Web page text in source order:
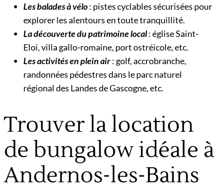
Les balades à vélo: pistes cyclables sécurisées pour
explorer les alentours en toute tranquillité.
La découverte du patrimoine local: église Saint-
Eloi, villa gallo-romaine, port ostréicole, etc.
Les activités en plein air: golf, accrobranche,
randonnées pédestres dans le parc naturel
régional des Landes de Gascogne, etc.
Trouver la location
de bungalow idéale à
Andernos-les-Bains